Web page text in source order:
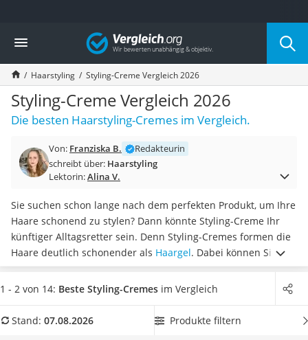
Die beliebtesten Vergleiche nach Kategorie
Drogerie
Inhalator
Haarschneider
Rollator
Braun Rasierer
Katzenklappe (Chip)
Masturbator
Massagepistole
Reisehaartrockner
Eiweißpulver
Magnesiumpräparat
Katzenklappe
Nackenmassagegerät
Zeckenschutz Katze
leichter Haartrockner
Philips-Sonicare-Zahnbürste
Vergleich
Haarstyling Styling-Creme Vergleich 2026
Styling-Creme Vergleich 2026
Die besten Haarstyling-Cremes im Vergleich.
Von: Franziska B.
Redakteurin
schreibt über: Haarstyling
Lektorin:Alina V.
Sie suchen schon lange nach dem perfekten Produkt, um Ihre
Haare schonend zu stylen? Dann könnte Styling-Creme Ihr
künftiger Alltagsretter sein. Denn Styling-Cremes formen die
Haare deutlich schonender als Haargel. Dabei können Sie
laut gängigen Tests im Internet IhreHaare stylen, legen und
formen , ohne dass diese verkleben. Wählen Sie jetzt aus
Hitzeschutz, damit Sie Ihre Haare beim Stylen nicht allzu
1 - 2 von 14: Beste Styling-Cremes im Vergleich
Stand: 07.08.2026 Produkte filtern